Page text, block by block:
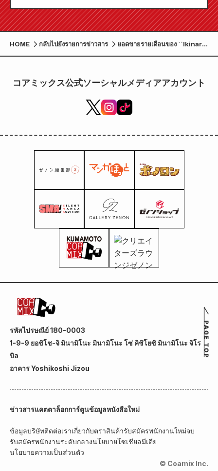
HOME กลับไปยังรายการข่าวสาร
ยอดขายรายเดือนของ ``Ikinari
Marriage: เมื่อฉันตื่นขึ้นมา ฉัน
เวลาสองเดือนติดต่อกัน
コアミックス公式ソーシャルメディアアカウント
รหัสไปรษณีย์ 180-0003
1-9-9 ยอชิโช-จิ มินามิโนะ มินามิโนะ โซ่ คิชิโยซิ มินามิโนะ จิโร
บิล
อาคาร Yoshikoshi Jizou
ข่าวสารแคตตาล็อกการ์ตูนข้อมูลหนังสือใหม่
ข้อมูลบริษัทติดต่อเราเกี่ยวกับตราสินค้ารับสมัครพนักงานใหม่จบ
รับสมัครพนักงานระดับกลางนโยบายโซเชียลมีเดีย
นโยบายความเป็นส่วนตัว
© Coamix Inc.